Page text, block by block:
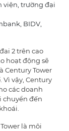
viện, trường đại
BIDV,
2 trên cao
hoạt động sẽ
Century Tower
vậy, Century
các doanh
chuyển đến
là môi